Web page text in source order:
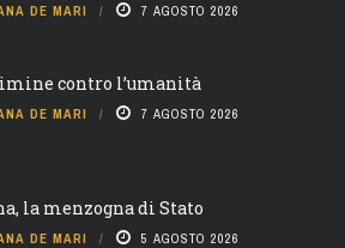
DE MARI 7 AGOSTO 2026
contro l’umanità
DE MARI 7 AGOSTO 2026
la menzogna di Stato
DE MARI 5 AGOSTO 2026